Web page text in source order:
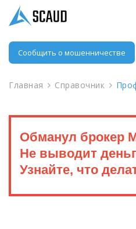
Сообщить о мошенничестве
Главная Справочник
Обманул брокер
Не выводит
Узнайте, что